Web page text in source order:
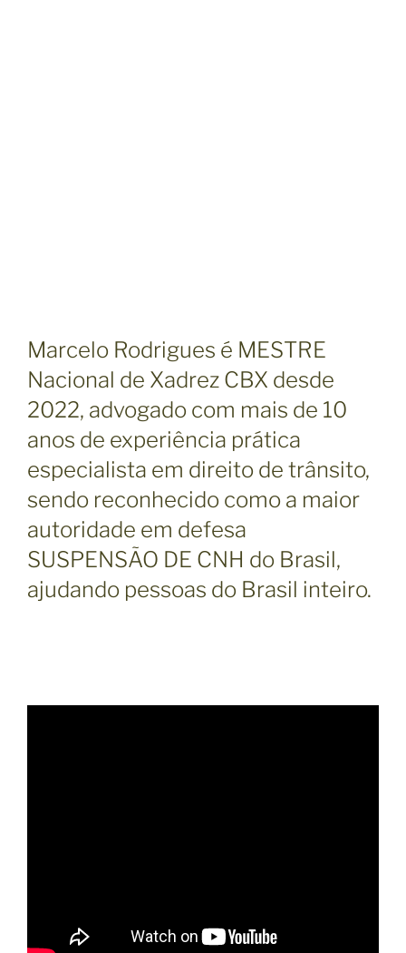
Marcelo Rodrigues é MESTRE
Nacional de Xadrez CBX desde
2022, advogado com mais de 10
anos de experiência prática
especialista em direito de trânsito,
sendo reconhecido como a maior
autoridade em defesa
SUSPENSÃO DE CNH do Brasil,
ajudando pessoas do Brasil inteiro.